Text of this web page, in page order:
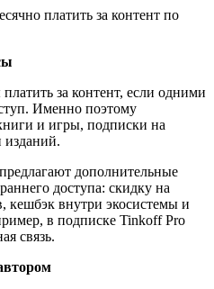
за контент, если одними
Именно поэтому
и игры, подписки на
изданий.
дополнительные
доступа: скидку на
кешбэк внутри экосистемы и
в подписке Tinkoff Pro
связь.